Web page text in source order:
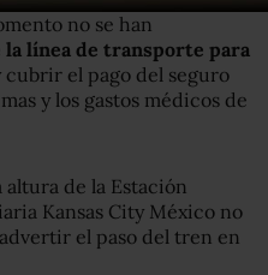
no se han
línea de transporte para
cubrir el pago del seguro
y los gastos médicos de
de la Estación
Kansas City México no
el paso del tren en